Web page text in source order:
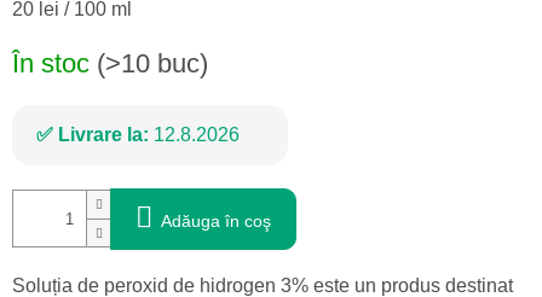
Evaluare
20 lei / 100 ml
În stoc (>10 buc)
Livrare la: 12.8.2026
Adăuga în coş
Soluția de peroxid de hidrogen 3% este un produs destinat